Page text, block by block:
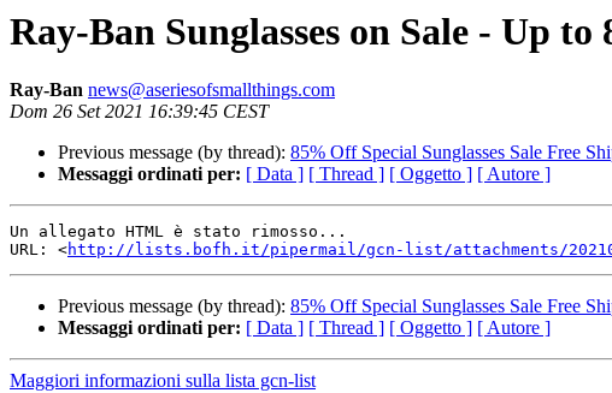
Ray-Ban Sunglasses on Sale - Up
Ray-Ban news@aseriesofsmallthings.com
Dom 26 Set 2021 16:39:45 CEST
Previous message (by thread): 85% Off Special Sunglasses Sale Free
Messaggi ordinati per: [ Data ] [ Thread ] [ Oggetto ] [ Autore ]
Un allegato HTML è stato rimosso...
URL: <http://lists.bofh.it/pipermail/gcn-list/attachments/
Previous message (by thread): 85% Off Special Sunglasses Sale Free
Messaggi ordinati per: [ Data ] [ Thread ] [ Oggetto ] [ Autore ]
Maggiori informazioni sulla lista gcn-list